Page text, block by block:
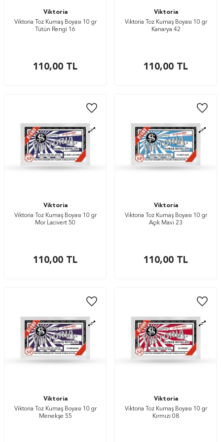
Viktoria
Viktoria Toz Kumaş Boyası 10 gr
Tütün Rengi 16
110,00 TL
Viktoria
Viktoria Toz Kumaş Boyası 10 gr
Kanarya 42
110,00 TL
Viktoria
Viktoria Toz Kumaş Boyası 10 gr
Mor Lacivert 50
110,00 TL
Viktoria
Viktoria Toz Kumaş Boyası 10 gr
Açık Mavi 23
110,00 TL
Viktoria
Viktoria Toz Kumaş Boyası 10 gr
Menekşe 55
Viktoria
Viktoria Toz Kumaş Boyası 10 gr
Kırmızı 08